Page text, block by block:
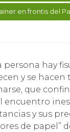
en frontis del
y se
que
encuentro
y sus
de papel”